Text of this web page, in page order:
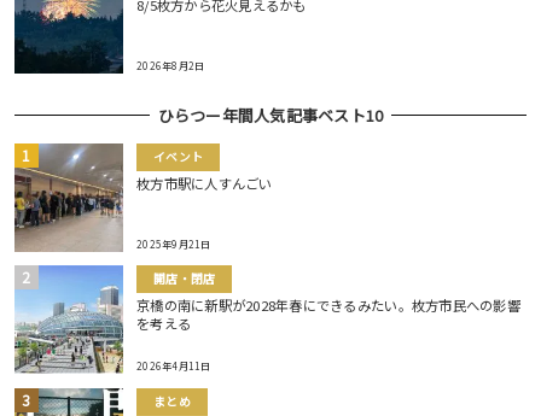
8/5枚方から花火見えるかも
2026年8月2日
ひらつー年間人気記事ベスト10
イベント
枚方市駅に人すんごい
2025年9月21日
開店・閉店
京橋の南に新駅が2028年春にできるみたい。枚方市民への影響
を考える
2026年4月11日
まとめ